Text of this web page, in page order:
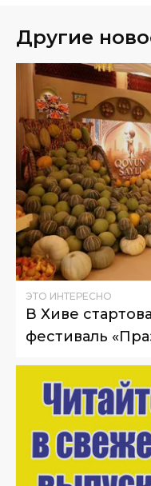
Другие
ЭТО ИНТЕРЕСНО
В Хиве
фестиваль